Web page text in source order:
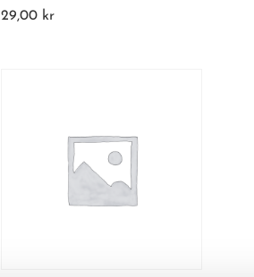
29,00 kr